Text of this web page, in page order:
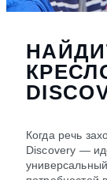
Когда речь
Discovery —